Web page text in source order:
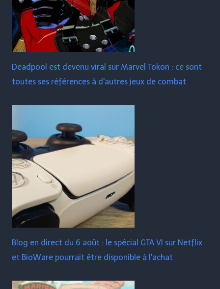
Deadpool est devenu viral sur Marvel Tokon : ce sont
toutes ses références à d'autres jeux de combat
Blog en direct du 6 août : le spécial GTA VI sur Netflix
et BioWare pourrait être disponible à l'achat